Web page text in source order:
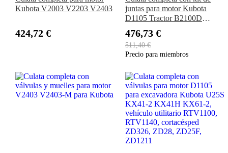
Kubota V2003 V2203 V2403
424,72 €
juntas para motor Kubota
D1105 Tractor B2100D
B7500D
476,73 €
511,40 €
Precio para miembros